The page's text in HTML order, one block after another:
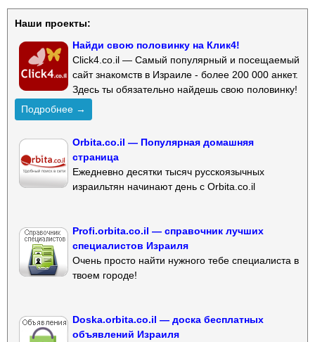
Наши проекты:
Найди свою половинку на Клик4!
Click4.co.il — Самый популярный и посещаемый
сайт знакомств в Израиле - более 200 000 анкет.
Здесь ты обязательно найдешь свою половинку!
Подробнее →
Orbita.co.il — Популярная домашняя
страница
Ежедневно десятки тысяч русскоязычных
израильтян начинают день с Orbita.co.il
Profi.orbita.co.il — справочник лучших
специалистов Израиля
Очень просто найти нужного тебе специалиста в
твоем городе!
Doska.orbita.co.il — доска бесплатных
объявлений Израиля